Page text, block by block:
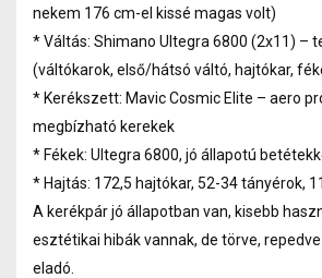
nekem 176 cm-el kissé magas volt)
* Váltás: Shimano Ultegra 6800 (2x11) –
(váltókarok, első/hátsó váltó, hajtókar,
* Kerékszett: Mavic Cosmic Elite – aero
megbízható kerekek
* Fékek: Ultegra 6800, jó állapotú
* Hajtás: 172,5 hajtókar, 52-34 tányérok,
A kerékpár jó állapotban van, kisebb
esztétikai hibák vannak, de törve, repedve
eladó.